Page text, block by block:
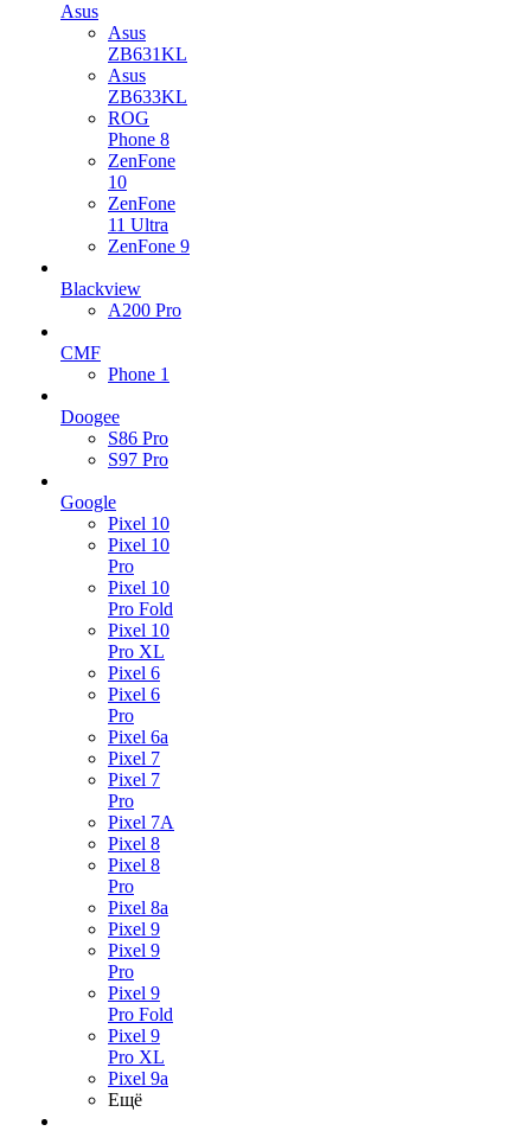
Asus
Asus
ZB631KL
Asus
ZB633KL
ROG
Phone 8
ZenFone
10
ZenFone
11 Ultra
ZenFone 9
Blackview
A200 Pro
CMF
Phone 1
Doogee
S86 Pro
S97 Pro
Google
Pixel 10
Pixel 10
Pro
Pixel 10
Pro Fold
Pixel 10
Pro XL
Pixel 6
Pixel 6
Pro
Pixel 6a
Pixel 7
Pixel 7
Pro
Pixel 7A
Pixel 8
Pixel 8
Pro
Pixel 8a
Pixel 9
Pixel 9
Pro
Pixel 9
Pro Fold
Pixel 9
Pro XL
Pixel 9a
Ещё